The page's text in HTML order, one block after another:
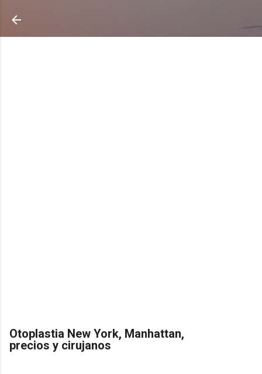
Otoplastia New York, Manhattan,
precios y cirujanos